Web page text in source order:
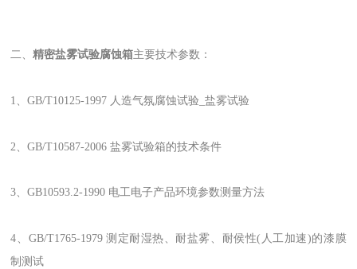
二、精密盐雾试验腐蚀箱主要技术参数：
1、GB/T10125-1997 人造气氛腐蚀试验_盐雾试验
2、GB/T10587-2006 盐雾试验箱的技术条件
3、GB10593.2-1990 电工电子产品环境参数测量方法
4、GB/T1765-1979 测定耐湿热、耐盐雾、耐侯性(人工加速)的漆膜
制测试